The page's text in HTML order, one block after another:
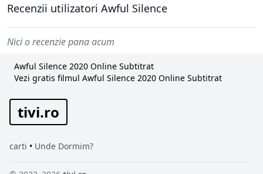
Recenzii utilizatori Awful Silence
Nici o recenzie pana acum
Awful Silence 2020 Online Subtitrat
Vezi gratis filmul Awful Silence 2020 Online Subtitrat
tivi.ro
carti • Unde Dormim?